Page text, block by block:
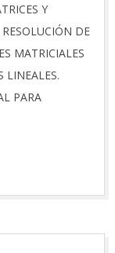
Y
DE
MATRICIALES
LINEALES.
PARA